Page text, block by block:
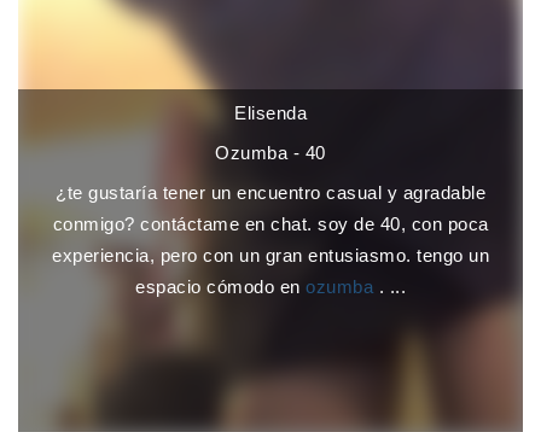
Elisenda
Ozumba - 40
¿te gustaría tener un encuentro casual y agradable
conmigo? contáctame en chat. soy de 40, con poca
experiencia, pero con un gran entusiasmo. tengo un
espacio cómodo en ozumba . ...